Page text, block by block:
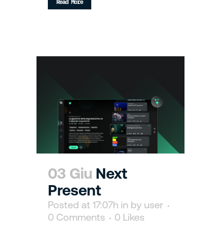
Read More
03 Giu Next
Present
Posted at 17:07h in by user
0 Comments
0 Likes